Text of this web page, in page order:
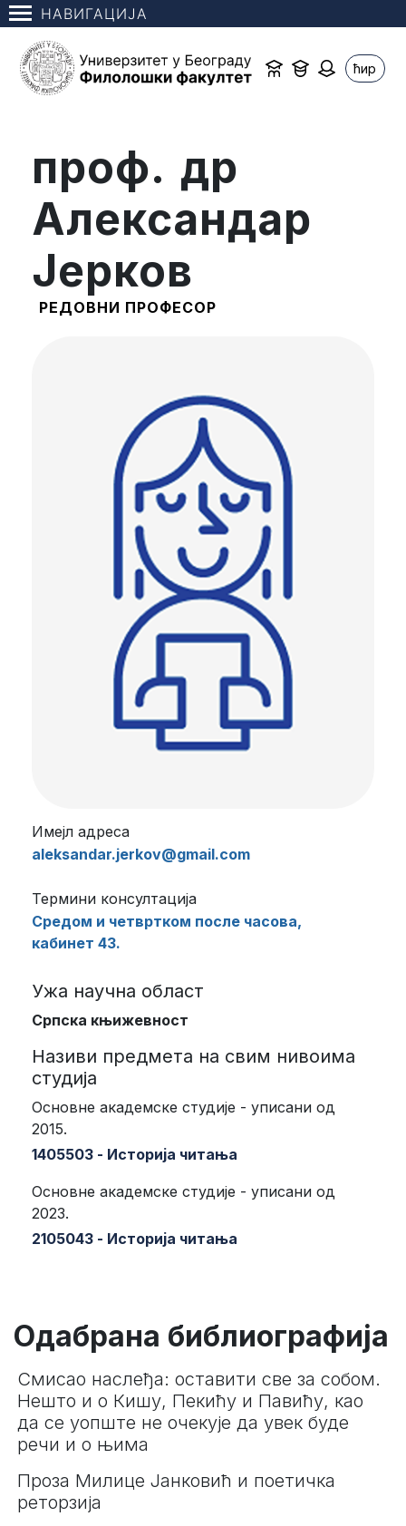
НАВИГАЦИЈА
ћир
проф. др
Александар
Јерков
РЕДОВНИ ПРОФЕСОР
Имејл адреса
aleksandar.jerkov@gmail.com
Термини консултација
Средом и четвртком после часова,
кабинет 43.
Ужа научна област
Српска књижевност
Називи предмета на свим нивоима
студија
Основне академске студије - уписани од
2015.
1405503 - Историја читања
Основне академске студије - уписани од
2023.
2105043 - Историја читања
Одабрана библиографија
Смисао наслеђа: оставити све за собом.
Нешто и о Кишу, Пекићу и Павићу, као
да се уопште не очекује да увек буде
речи и о њима
Проза Милице Јанковић и поетичка
реторзија